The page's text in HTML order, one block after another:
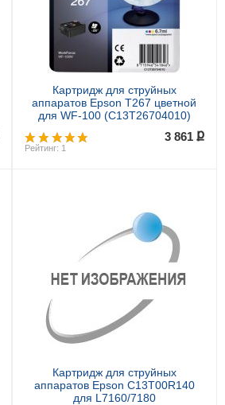
Картридж для струйных
аппаратов Epson T267 цветной
для WF-100 (C13T26704010)
Рейтинг: 1
3 861 ք
Картридж для струйных
аппаратов Epson C13T00R140
для L7160/7180